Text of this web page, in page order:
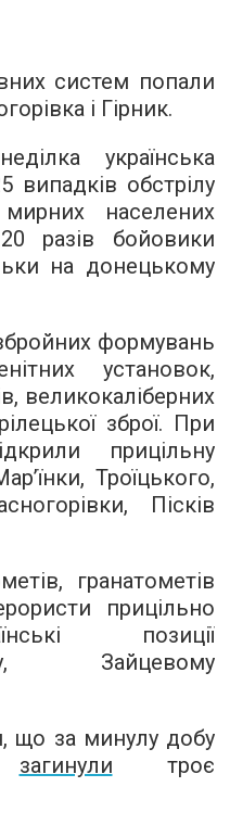
систем попали
і Гірник.
українська
випадків обстрілу
населених
разів бойовики
на донецькому
формувань
установок,
великокаліберних
зброї. При
прицільну
Троїцького,
Пісків
гранатометів
прицільно
позиції
Зайцевому
що за минулу добу
загинули троє